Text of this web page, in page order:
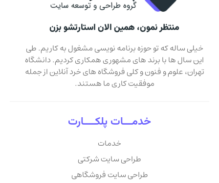
منتظر نمون، همین الان استارتشو بزن
خیلی ساله که تو حوزه برنامه نویسی مشغول به کاریم. طی
این سال ها با برند های مشهوری همکاری کردیم. دانشگاه
تهران، علوم و فنون و کلی فروشگاه های خرد آنلاین از جمله
موفقیت کاری ما هستند.
خدمـــات پلکــــارت
خدمات
طراحی سایت شرکتی
طراحی سایت فروشگاهی